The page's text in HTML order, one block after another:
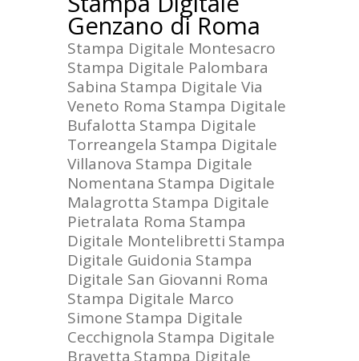
Genzano di Roma
Stampa Digitale Montesacro
Stampa Digitale Palombara
Sabina Stampa Digitale Via
Veneto Roma Stampa Digitale
Bufalotta Stampa Digitale
Torreangela Stampa Digitale
Villanova Stampa Digitale
Nomentana Stampa Digitale
Malagrotta Stampa Digitale
Pietralata Roma Stampa
Digitale Montelibretti Stampa
Digitale Guidonia Stampa
Digitale San Giovanni Roma
Stampa Digitale Marco
Simone Stampa Digitale
Cecchignola Stampa Digitale
Bravetta Stampa Digitale